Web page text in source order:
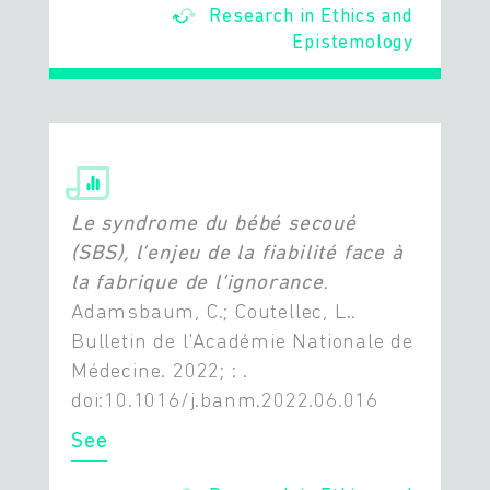
Research in Ethics and
Epistemology
Le syndrome du bébé secoué
(SBS), l’enjeu de la fiabilité face à
la fabrique de l’ignorance.
Adamsbaum, C.; Coutellec, L..
Bulletin de l'Académie Nationale de
Médecine. 2022; : .
doi:10.1016/j.banm.2022.06.016
See